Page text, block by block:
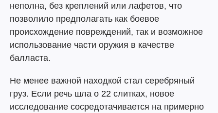
неполна, без креплений или лафетов, что
позволило предполагать как боевое
происхождение повреждений, так и возможное
использование части оружия в качестве
балласта.
Не менее важной находкой стал серебряный
груз. Если речь шла о 22 слитках, новое
исследование сосредотачивается на примерно